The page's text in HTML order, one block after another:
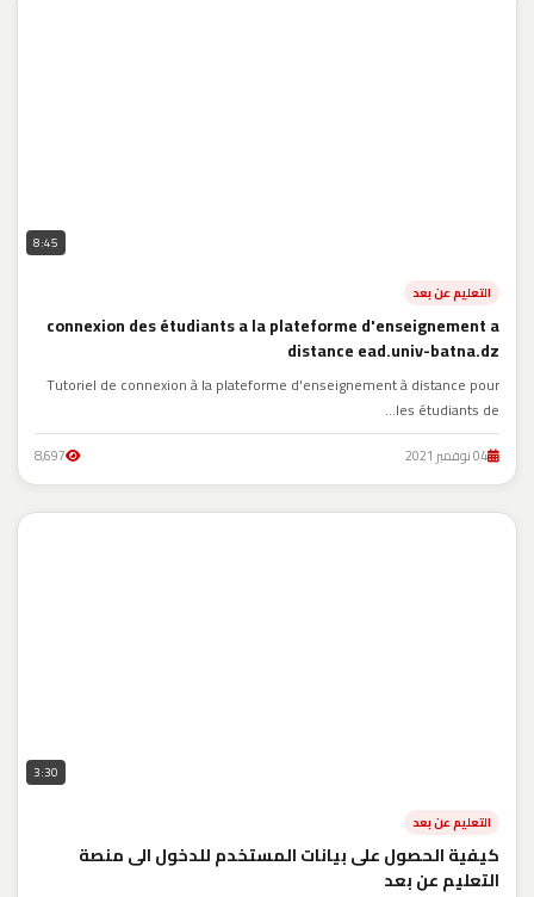
8:45
التعليم عن بعد
connexion des étudiants a la plateforme d'enseignement a
distance ead.univ-batna.dz
Tutoriel de connexion à la plateforme d'enseignement à distance pour
les étudiants de...
04 نوفمبر 2021 8,697
3:30
التعليم عن بعد
كيفية الحصول على بيانات المستخدم للدخول الى منصة
التعليم عن بعد